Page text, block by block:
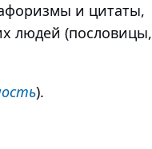
и цитаты,
людей (пословицы,
).